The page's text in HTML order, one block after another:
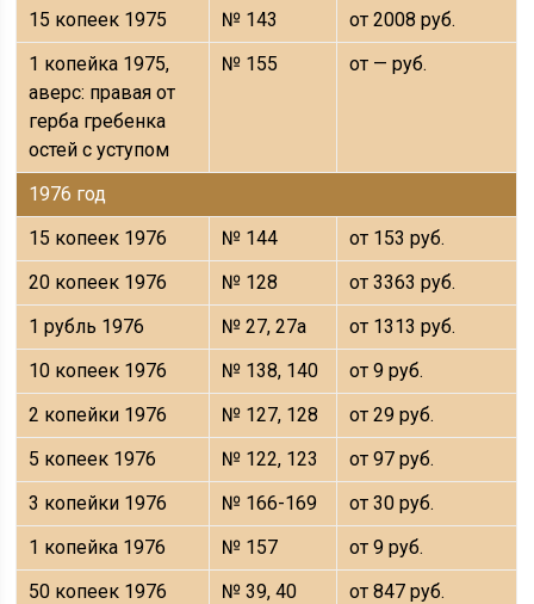
15 копеек 1975 № 143
от 2008 руб.
1 копейка 1975,
аверс: правая от
герба гребенка
остей с уступом
№ 155 от — руб.
1976 год
15 копеек 1976
№ 144
от 153 руб.
20 копеек 1976
№ 128
от 3363 руб.
1 рубль 1976
№ 27, 27а
от 1313 руб.
10 копеек 1976
№ 138, 140
от 9 руб.
2 копейки 1976
№ 127, 128
от 29 руб.
5 копеек 1976
№ 122, 123
от 97 руб.
3 копейки 1976
№ 166-169
от 30 руб.
1 копейка 1976
№ 157
от 9 руб.
50 копеек 1976
№ 39, 40
от 847 руб.